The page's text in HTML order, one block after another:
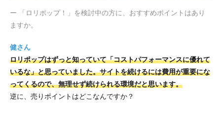
ー 「ロリポップ！」を検討中の方に、おすすめポイントはあり
ますか。
健さん
ロリポップはずっと知っていて「コストパフォーマンスに優れて
いるな」と思っていました。サイトを続けるには費用が重要にな
ってくるので、無理せず続けられる環境だと思います。
逆に、売りポイントはどこなんですか？